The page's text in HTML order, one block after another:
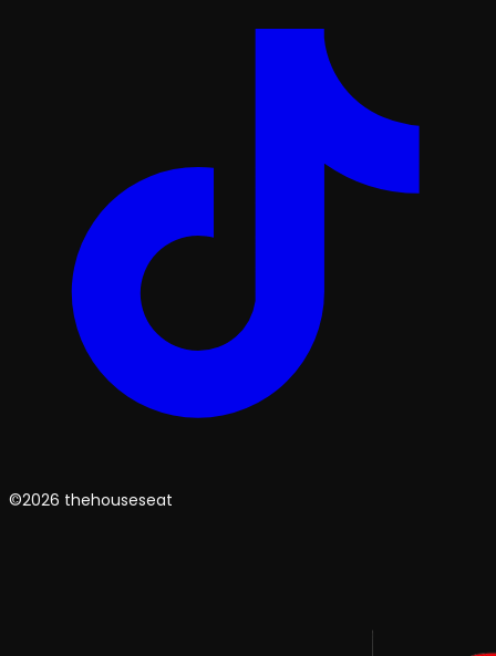
©2026 thehouseseat